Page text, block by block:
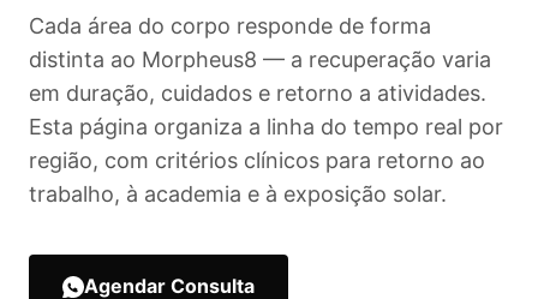
Cada área do corpo responde de forma
distinta ao Morpheus8 — a recuperação varia
em duração, cuidados e retorno a atividades.
Esta página organiza a linha do tempo real por
região, com critérios clínicos para retorno ao
trabalho, à academia e à exposição solar.
Agendar Consulta